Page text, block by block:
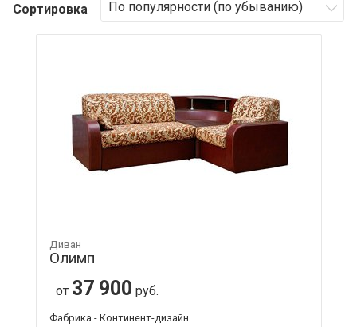
Сортировка
Диван
Олимп
от 37 900 руб.
Фабрика - Континент-дизайн